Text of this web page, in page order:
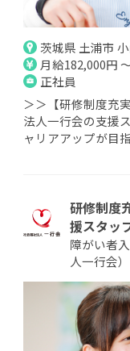
茨城県 土浦市
月給182,000円
正社員
＞＞【研修制度充
法人一行会の支援
ャリアアップが目
研修制度
援スタッ
障がい者
人一行会）